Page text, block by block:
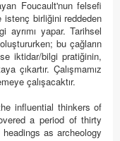
Foucault'nun felsefi
birliğini reddeden
yapar. Tarihsel
bu çağların
iktidar/bilgi pratiğinin,
çıkartır. Çalışmamız
çalışacaktır.
influential thinkers of
a period of thirty
as archeology